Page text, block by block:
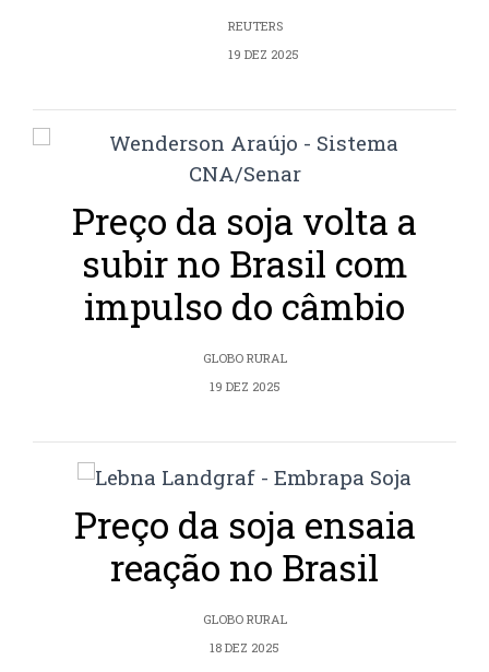
REUTERS
19 DEZ 2025
Preço da soja volta a
subir no Brasil com
impulso do câmbio
GLOBO RURAL
19 DEZ 2025
Preço da soja ensaia
reação no Brasil
GLOBO RURAL
18 DEZ 2025